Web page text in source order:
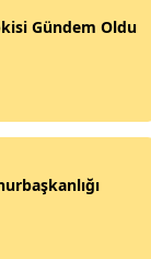
Gündem Oldu